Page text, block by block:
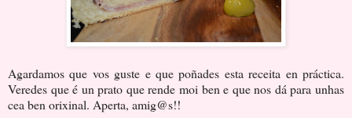
Agardamos que vos guste e que poñades esta receita en práctica.
Veredes que é un prato que rende moi ben e que nos dá para unhas
cea ben orixinal. Aperta, amig@s!!